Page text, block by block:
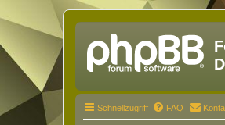
Schnellzugriff FAQ